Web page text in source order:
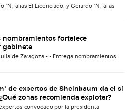
‘N’, alias El Licenciado, y Gerardo ‘N’, alias
nombramientos fortalece
gabinete
de Zaragoza.- • Entrega nombramientos
de expertos de Sheinbaum da el sí
zonas recomienda explotar?
convocado por la presidenta